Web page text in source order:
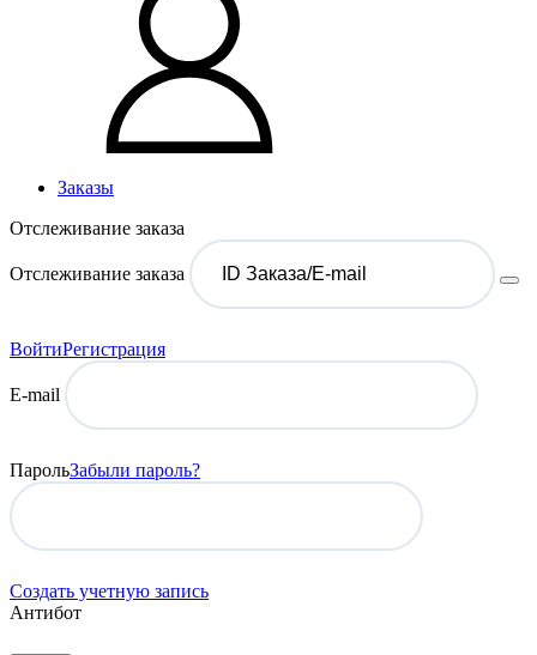
Заказы
Отслеживание заказа
Отслеживание заказа
ВойтиРегистрация
E-mail
ПарольЗабыли пароль?
Создать учетную запись
Антибот